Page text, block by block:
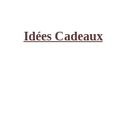
Idées Cadeaux